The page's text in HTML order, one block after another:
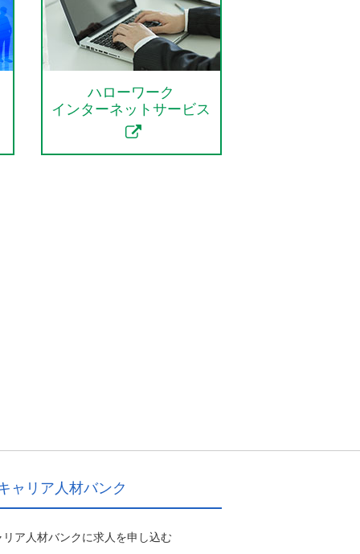
ハローワーク
インターネットサービス
ャリア人材バンク
リア人材バンクに求人を申し込む